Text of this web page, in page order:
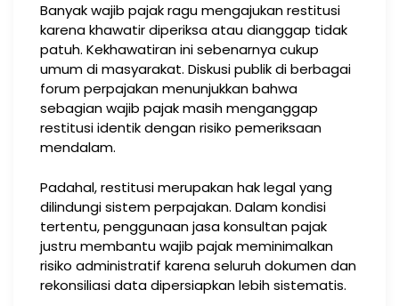
Banyak wajib pajak ragu mengajukan restitusi
karena khawatir diperiksa atau dianggap tidak
patuh. Kekhawatiran ini sebenarnya cukup
umum di masyarakat. Diskusi publik di berbagai
forum perpajakan menunjukkan bahwa
sebagian wajib pajak masih menganggap
restitusi identik dengan risiko pemeriksaan
mendalam.
Padahal, restitusi merupakan hak legal yang
dilindungi sistem perpajakan. Dalam kondisi
tertentu, penggunaan jasa konsultan pajak
justru membantu wajib pajak meminimalkan
risiko administratif karena seluruh dokumen dan
rekonsiliasi data dipersiapkan lebih sistematis.